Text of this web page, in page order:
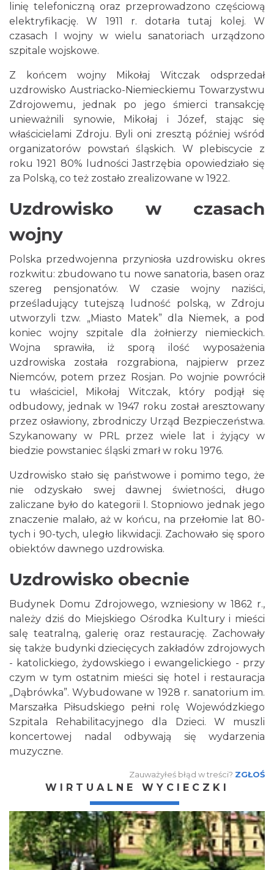
linię telefoniczną oraz przeprowadzono częściową
elektryfikację. W 1911 r. dotarła tutaj kolej. W
czasach I wojny w wielu sanatoriach urządzono
szpitale wojskowe.
Z końcem wojny Mikołaj Witczak odsprzedał
uzdrowisko Austriacko-Niemieckiemu Towarzystwu
Zdrojowemu, jednak po jego śmierci transakcję
unieważnili synowie, Mikołaj i Józef, stając się
właścicielami Zdroju. Byli oni zresztą później wśród
organizatorów powstań śląskich. W plebiscycie z
roku 1921 80% ludności Jastrzębia opowiedziało się
za Polską, co też zostało zrealizowane w 1922.
Uzdrowisko w czasach
wojny
Polska przedwojenna przyniosła uzdrowisku okres
rozkwitu: zbudowano tu nowe sanatoria, basen oraz
szereg pensjonatów. W czasie wojny naziści,
prześladujący tutejszą ludność polską, w Zdroju
utworzyli tzw. „Miasto Matek” dla Niemek, a pod
koniec wojny szpitale dla żołnierzy niemieckich.
Wojna sprawiła, iż sporą ilość wyposażenia
uzdrowiska została rozgrabiona, najpierw przez
Niemców, potem przez Rosjan. Po wojnie powrócił
tu właściciel, Mikołaj Witczak, który podjął się
odbudowy, jednak w 1947 roku został aresztowany
przez osławiony, zbrodniczy Urząd Bezpieczeństwa.
Szykanowany w PRL przez wiele lat i żyjący w
biedzie powstaniec śląski zmarł w roku 1976.
Uzdrowisko stało się państwowe i pomimo tego, że
nie odzyskało swej dawnej świetności, długo
zaliczane było do kategorii I. Stopniowo jednak jego
znaczenie malało, aż w końcu, na przełomie lat 80-
tych i 90-tych, uległo likwidacji. Zachowało się sporo
obiektów dawnego uzdrowiska.
Uzdrowisko obecnie
Budynek Domu Zdrojowego, wzniesiony w 1862 r.,
należy dziś do Miejskiego Ośrodka Kultury i mieści
salę teatralną, galerię oraz restaurację. Zachowały
się także budynki dziecięcych zakładów zdrojowych
- katolickiego, żydowskiego i ewangelickiego - przy
czym w tym ostatnim mieści się hotel i restauracja
„Dąbrówka”. Wybudowane w 1928 r. sanatorium im.
Marszałka Piłsudskiego pełni rolę Wojewódzkiego
Szpitala Rehabilitacyjnego dla Dzieci. W muszli
koncertowej nadal odbywają się wydarzenia
muzyczne.
Zauważyłeś błąd w treści? ZGŁOŚ
WIRTUALNE WYCIECZKI